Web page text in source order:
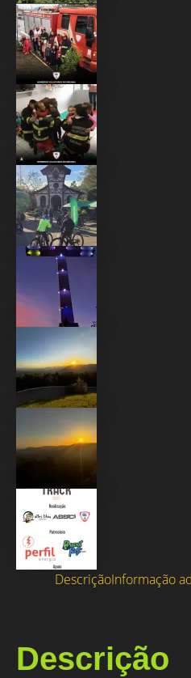
DescriçãoInformação
Descrição